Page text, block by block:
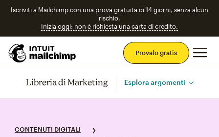
Iscriviti a Mailchimp con una prova gratuita di 14 giorni, senza alcun
rischio.
Inizia oggi: non è richiesta una carta di credito.
Provalo gratis
Libreria di Marketing Esplora argomenti
CONTENUTI DIGITALI